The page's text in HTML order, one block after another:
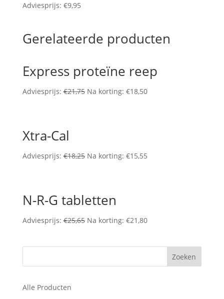
Adviesprijs: €9,95
Gerelateerde producten
Express proteïne reep
Adviesprijs:€21,75 Na korting: €18,50
Xtra-Cal
Adviesprijs:€18,25 Na korting: €15,55
N-R-G tabletten
Adviesprijs:€25,65 Na korting: €21,80
Alle Producten